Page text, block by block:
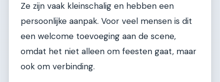
Ze zijn vaak kleinschalig en hebben een
persoonlijke aanpak. Voor veel mensen is dit
een welcome toevoeging aan de scene,
omdat het niet alleen om feesten gaat, maar
ook om verbinding.